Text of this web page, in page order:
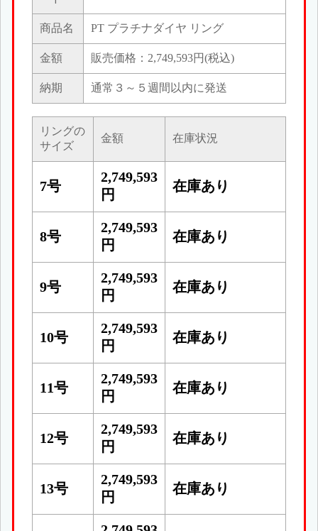
商品名 PT プラチナダイヤ リング
金額 販売価格：2,749,593円(税込)
納期 通常３～５週間以内に発送
リングの
サイズ
金額 在庫状況
7号
2,749,593
円
在庫あり
8号
2,749,593
円
在庫あり
9号
2,749,593
円
在庫あり
10号
2,749,593
円
在庫あり
11号
2,749,593
円
在庫あり
12号
2,749,593
円
在庫あり
13号
2,749,593
円
在庫あり